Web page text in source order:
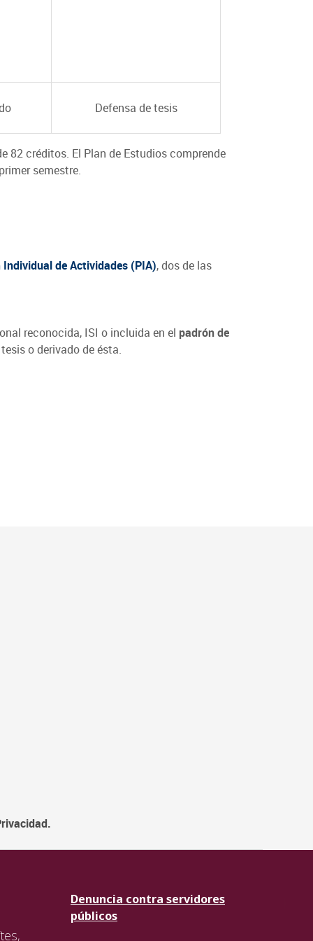
Defensa de tesis
82 créditos. El Plan de Estudios comprende
semestre.
Individual de Actividades (PIA), dos de las
reconocida, ISI o incluida en el padrón de
o derivado de ésta.
Denuncia contra servidores
públicos